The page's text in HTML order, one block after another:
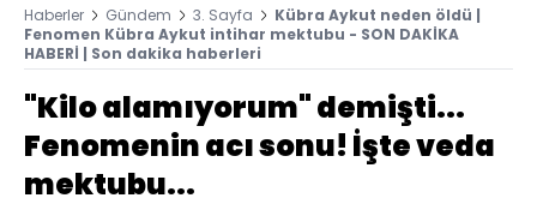
Haberler Gündem 3. Sayfa
Kübra Aykut neden öldü |
Fenomen Kübra Aykut intihar mektubu - SON DAKİKA
HABERİ | Son dakika haberleri
"Kilo alamıyorum" demişti...
Fenomenin acı sonu! İşte veda
mektubu...